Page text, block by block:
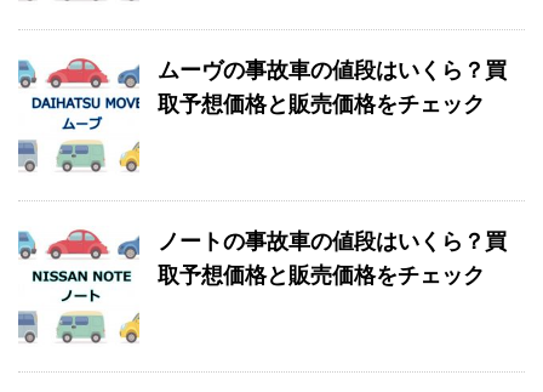
ムーヴの事故車の値段はいくら？買
取予想価格と販売価格をチェック
ノートの事故車の値段はいくら？買
取予想価格と販売価格をチェック